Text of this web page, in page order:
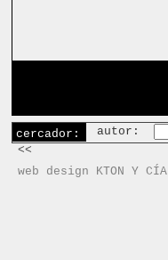
cercador: autor:
<<
web design KTON Y CÍA